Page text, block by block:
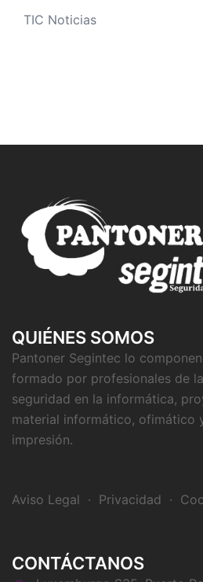
TIC Noticias
QUIÉNES SOMOS
Pantoner Segintec lo
formado por profesionales de
seguridad en la informática,
material informático, ofimático
impresión.
Aviso Legal · Privacidad ·
CONTÁCTANOS